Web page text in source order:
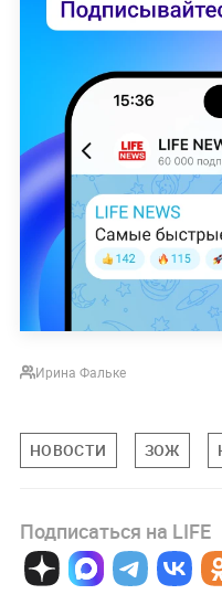
Ирина Фальке
НОВОСТИ ЗОЖ
Подписаться на LIFE